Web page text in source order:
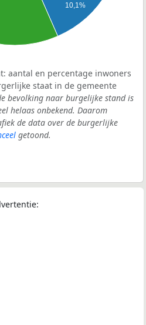
10,1%
aantal en percentage inwoners
staat in de gemeente
bevolking naar burgelijke stand is
helaas onbekend. Daarom
de data over de burgerlijke
getoond.